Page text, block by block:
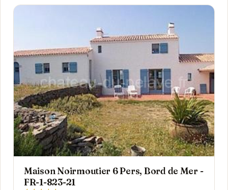
Maison Noirmoutier 6 Pers, Bord de Mer -
FR-1-823-21